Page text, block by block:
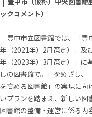
ックコメント）
豊中市立図書館では、「豊
年（2021年）2月策定）」及
年（2023年）3月策定）」に
しの図書館で。」をめざし
を高める図書館」の実現に向
いプランを踏まえ、新しい
図書館の整備・運営に係る内